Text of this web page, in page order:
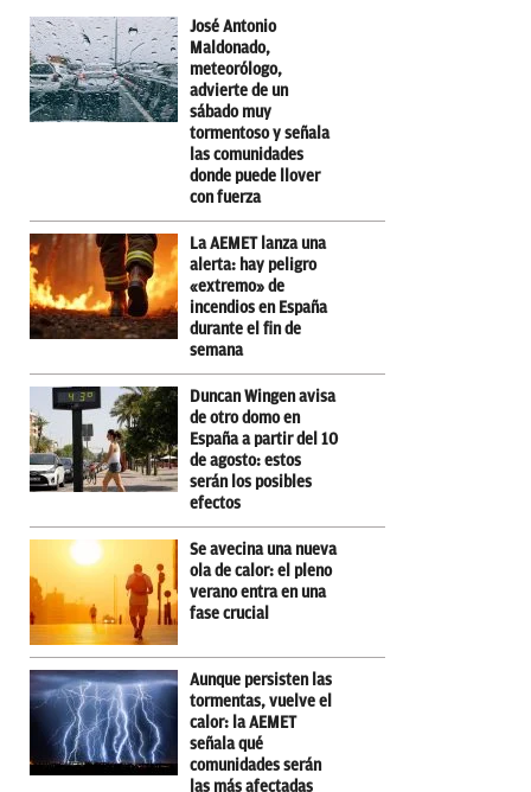
José Antonio
Maldonado,
meteorólogo,
advierte de un
sábado muy
tormentoso y señala
las comunidades
donde puede llover
con fuerza
La AEMET lanza una
alerta: hay peligro
«extremo» de
incendios en España
durante el fin de
semana
Duncan Wingen avisa
de otro domo en
España a partir del 10
de agosto: estos
serán los posibles
efectos
Se avecina una nueva
ola de calor: el pleno
verano entra en una
fase crucial
Aunque persisten las
tormentas, vuelve el
calor: la AEMET
señala qué
comunidades serán
las más afectadas